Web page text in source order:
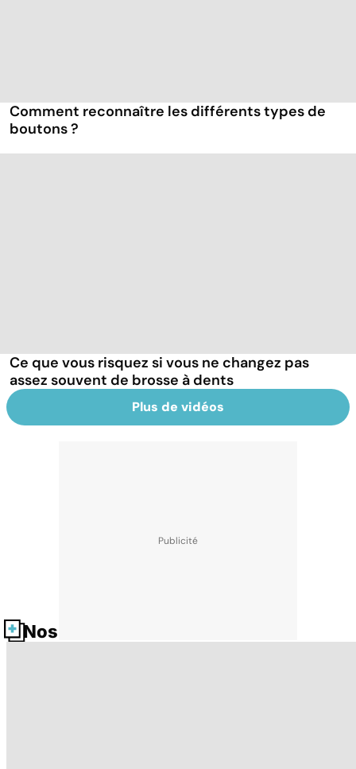
Comment reconnaître les différents types de
boutons ?
Ce que vous risquez si vous ne changez pas
assez souvent de brosse à dents
Plus de vidéos
Nos fiches santé